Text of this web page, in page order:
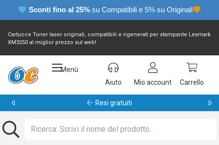
Sconti fino al 25% su Compatibili e 5% su Originali
Cartucce Toner laser originali, compatibili e rigenerati per stampante Lexmark
XM3250 al miglior prezzo sul web!
Menù
Aiuto
Mio account Carrello
Resi gratuiti